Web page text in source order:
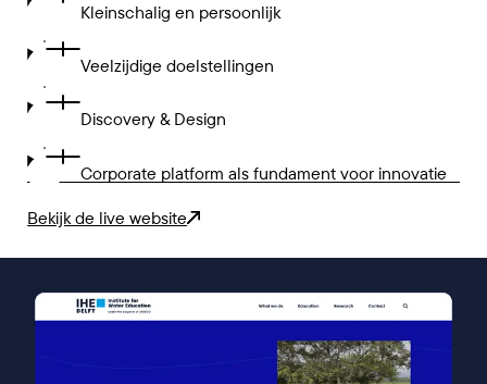
Kleinschalig en persoonlijk
Veelzijdige doelstellingen
Discovery & Design
Corporate platform als fundament voor innovatie
Bekijk de live website